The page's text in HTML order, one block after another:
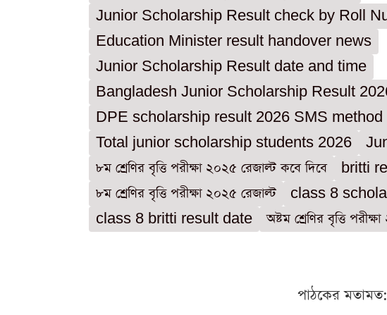
Junior Scholarship Result check by Roll
Education Minister result handover news
Junior Scholarship Result date and time
Bangladesh Junior Scholarship Result
DPE scholarship result 2026 SMS method
Total junior scholarship students 2026
৮ম শ্রেণির বৃত্তি পরীক্ষা ২০২৫ রেজাল্ট কবে দিবে
britti
৮ম শ্রেণির বৃত্তি পরীক্ষা ২০২৫ রেজাল্ট
class 8
class 8 britti result date
অষ্টম শ্রেণির বৃত্তি
পাঠকের মতামত: